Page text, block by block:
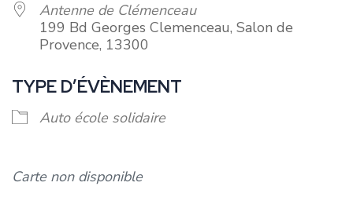
Antenne de Clémenceau
199 Bd Georges Clemenceau, Salon de
Provence, 13300
TYPE D’ÉVÈNEMENT
Auto école solidaire
Carte non disponible